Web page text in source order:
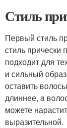
Стиль
Первый стиль
стиль прически
подходит для
и сильный
оставить
длиннее, а
можете
выразительной.